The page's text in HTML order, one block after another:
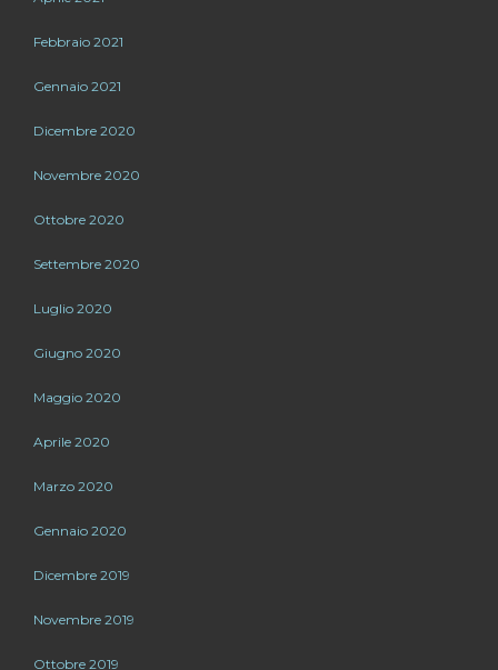
Febbraio 2021
Gennaio 2021
Dicembre 2020
Novembre 2020
Ottobre 2020
Settembre 2020
Luglio 2020
Giugno 2020
Maggio 2020
Aprile 2020
Marzo 2020
Gennaio 2020
Dicembre 2019
Novembre 2019
Ottobre 2019